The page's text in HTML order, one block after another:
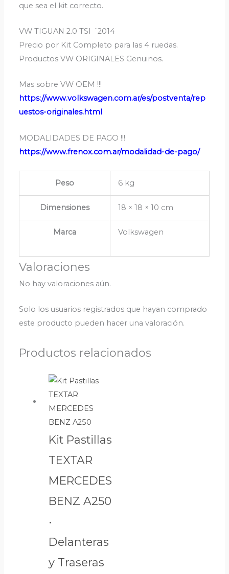
que sea el kit correcto.
VW TIGUAN 2.0 TSI ´2014
Precio por Kit Completo para las 4 ruedas.
Productos VW ORIGINALES Genuinos.
Mas sobre VW OEM !!!
https://www.volkswagen.com.ar/es/postventa/rep
uestos-originales.html
MODALIDADES DE PAGO !!!
https://www.frenox.com.ar/modalidad-de-pago/
Peso 6 kg
Dimensiones 18 × 18 × 10 cm
Marca Volkswagen
Valoraciones
No hay valoraciones aún.
Solo los usuarios registrados que hayan comprado
este producto pueden hacer una valoración.
Productos relacionados
Kit Pastillas
TEXTAR
MERCEDES
BENZ A250
•
Delanteras
y Traseras